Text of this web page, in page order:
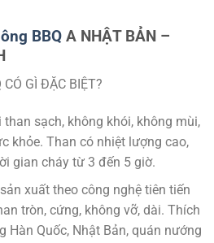
BBQ A NHẬT BẢN –
GÌ ĐẶC BIỆT?
sạch, không khói, không mùi,
khỏe. Than có nhiệt lượng cao,
gian cháy từ 3 đến 5 giờ.
xuất theo công nghệ tiên tiến
tròn, cứng, không vỡ, dài. Thích
Hàn Quốc, Nhật Bản, quán nướng